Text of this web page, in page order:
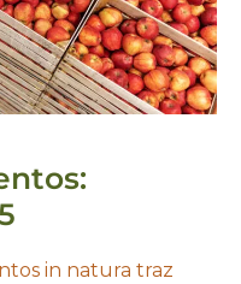
in natura traz